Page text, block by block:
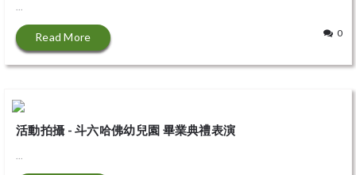
...
Read More 0
活動拍攝 - 斗六哈佛幼兒園 畢業典禮表演
...